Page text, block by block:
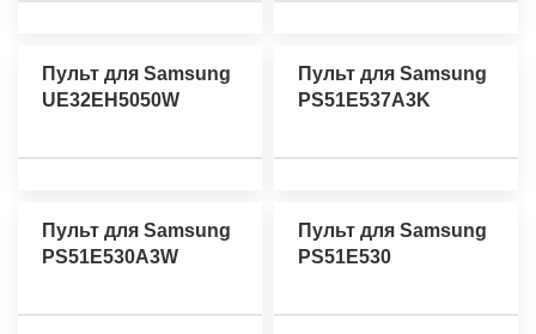
Пульт для Samsung
UE32EH5050W
Пульт для Samsung
PS51E537A3K
Пульт для Samsung
PS51E530A3W
Пульт для Samsung
PS51E530